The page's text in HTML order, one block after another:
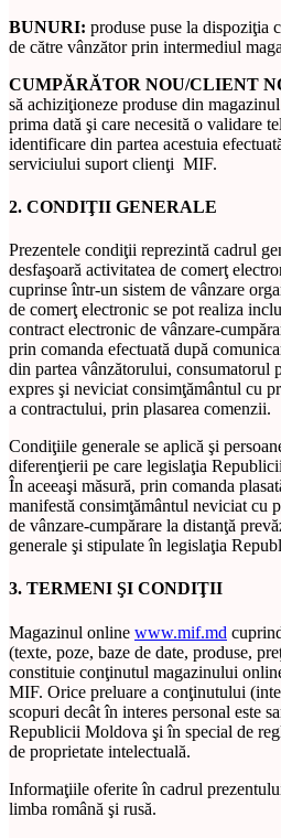
BUNURI: produse puse la dispoziţia
de către vânzător prin intermediul
CUMPĂRĂTOR NOU/CLIENT
să achiziţioneze produse din
prima dată şi care necesită o validare
identificare din partea acestuia
serviciului suport clienţi MIF.
2. CONDIŢII GENERALE
Prezentele condiţii reprezintă cadrul
desfaşoară activitatea de comerţ
cuprinse într-un sistem de vânzare
de comerţ electronic se pot realiza
contract electronic de vânzare-
prin comanda efectuată după
din partea vânzătorului, consumatorul
expres şi neviciat consimţământul cu
a contractului, prin plasarea comenzii.
Condiţiile generale se aplică şi
diferenţierii pe care legislaţia
În aceeaşi măsură, prin comanda
manifestă consimţământul neviciat cu
de vânzare-cumpărare la distanţă
generale şi stipulate în legislaţia
3. TERMENI ŞI CONDIŢII
Magazinul online www.mif.md
(texte, poze, baze de date, produse,
constituie conţinutul magazinului
MIF. Orice preluare a conţinutului
scopuri decât în interes personal este
Republicii Moldova şi în special de
de proprietate intelectuală.
Informaţiile oferite în cadrul
limba română şi rusă.